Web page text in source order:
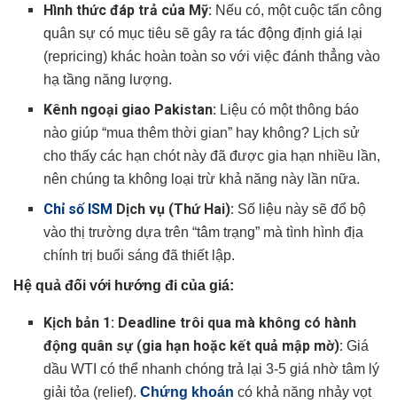
Hình thức đáp trả của Mỹ: Nếu có, một cuộc tấn công
quân sự có mục tiêu sẽ gây ra tác động định giá lại
(repricing) khác hoàn toàn so với việc đánh thẳng vào
hạ tầng năng lượng.
Kênh ngoại giao Pakistan: Liệu có một thông báo
nào giúp “mua thêm thời gian” hay không? Lịch sử
cho thấy các hạn chót này đã được gia hạn nhiều lần,
nên chúng ta không loại trừ khả năng này lần nữa.
Chỉ số ISM Dịch vụ (Thứ Hai): Số liệu này sẽ đổ bộ
vào thị trường dựa trên “tâm trạng” mà tình hình địa
chính trị buổi sáng đã thiết lập.
Hệ quả đối với hướng đi của giá:
Kịch bản 1: Deadline trôi qua mà không có hành
động quân sự (gia hạn hoặc kết quả mập mờ): Giá
dầu WTI có thể nhanh chóng trả lại 3-5 giá nhờ tâm lý
giải tỏa (relief).Chứng khoán có khả năng nhảy vọt